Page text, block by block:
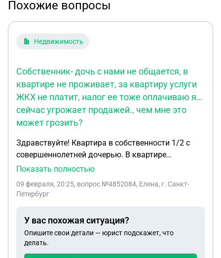
Похожие вопросы
Недвижимость
Собственник- дочь с нами не общается, в
квартире не проживает, за квартиру услуги
ЖКХ не платит, налог ее тоже оплачиваю я…
сейчас угрожает продажей., чем мне это
может грозить?
Здравствуйте! Квартира в собственности 1/2 с
совершеннолетней дочерью. В квартире
прописаны: я (мать собственник 1/2 доли), отец,
квартире не проживает, за квартиру услуги ЖКХ
Показать полностью
09 февраля, 20:25, вопрос №4852084, Елена, г. Санкт-
Петербург
У вас похожая ситуация?
Опишите свои детали — юрист подскажет, что
делать.